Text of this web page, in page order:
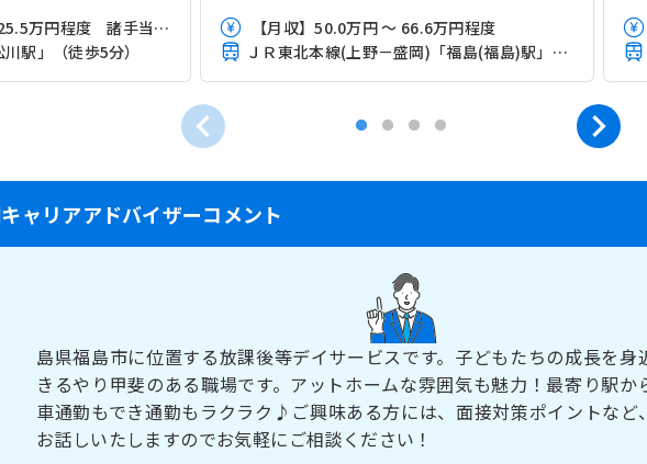
【月収】22.4万円 ～ 25.5万円程度 諸手当込み
駅」（徒歩5分）
【月収】50.0万円 ～ 66.6万円程度
ＪＲ東北本線(上野－盛岡)「福島(福島)駅」（徒歩9分）
キャリアアドバイザーコメント
島県福島市に位置する放課後等デイサービスです。子どもたちの成長を身
きるやり甲斐のある職場です。アットホームな雰囲気も魅力！最寄り駅か
車通勤もでき通勤もラクラク♪ご興味ある方には、面接対策ポイントなど
お話しいたしますのでお気軽にご相談ください！